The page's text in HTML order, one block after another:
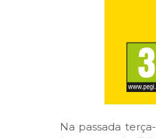
Na passada